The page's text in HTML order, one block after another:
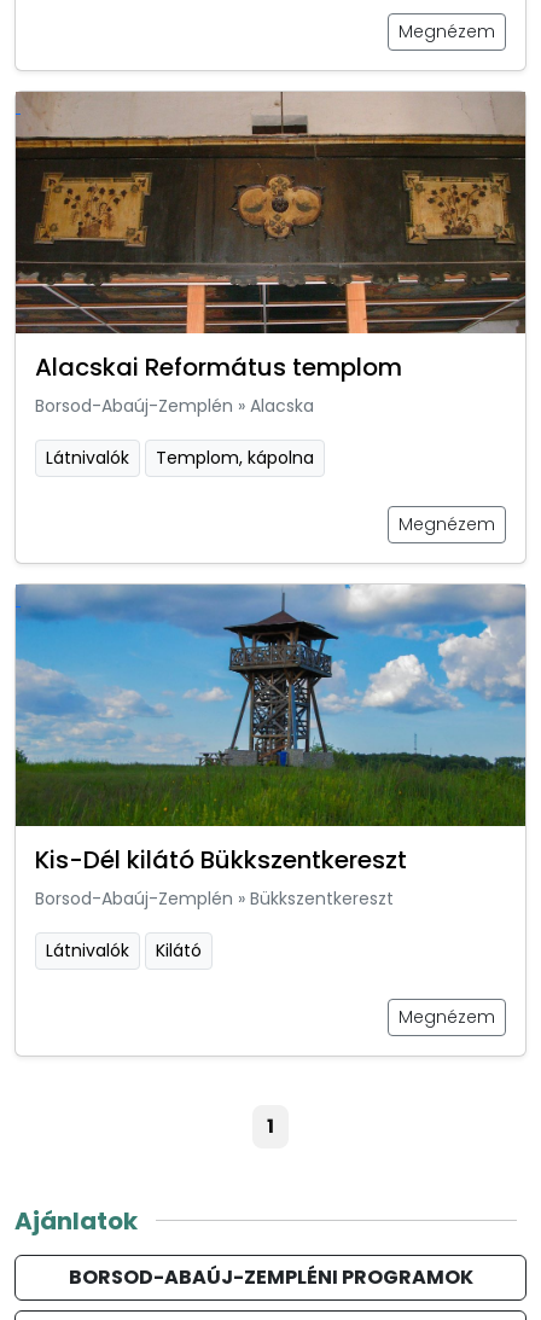
Megnézem
Alacskai Református templom
Borsod-Abaúj-Zemplén » Alacska
Látnivalók Templom, kápolna
Megnézem
Kis-Dél kilátó Bükkszentkereszt
Borsod-Abaúj-Zemplén » Bükkszentkereszt
Látnivalók Kilátó
Megnézem
1
Ajánlatok
BORSOD-ABAÚJ-ZEMPLÉNI PROGRAMOK